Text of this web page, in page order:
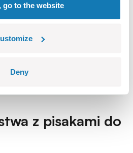
go to the website
Deny
z pisakami do